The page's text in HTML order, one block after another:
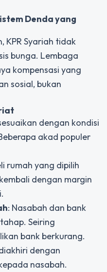
Denda yang
KPR Syariah tidak
bunga. Lembaga
kompensasi yang
sosial, bukan
dengan kondisi
akad populer
rumah yang dipilih
dengan margin
: Nasabah dan bank
Seiring
bank berkurang.
dengan
nasabah.